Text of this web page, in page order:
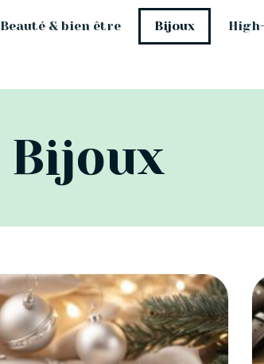
Beauté & bien être Bijoux
Bijoux